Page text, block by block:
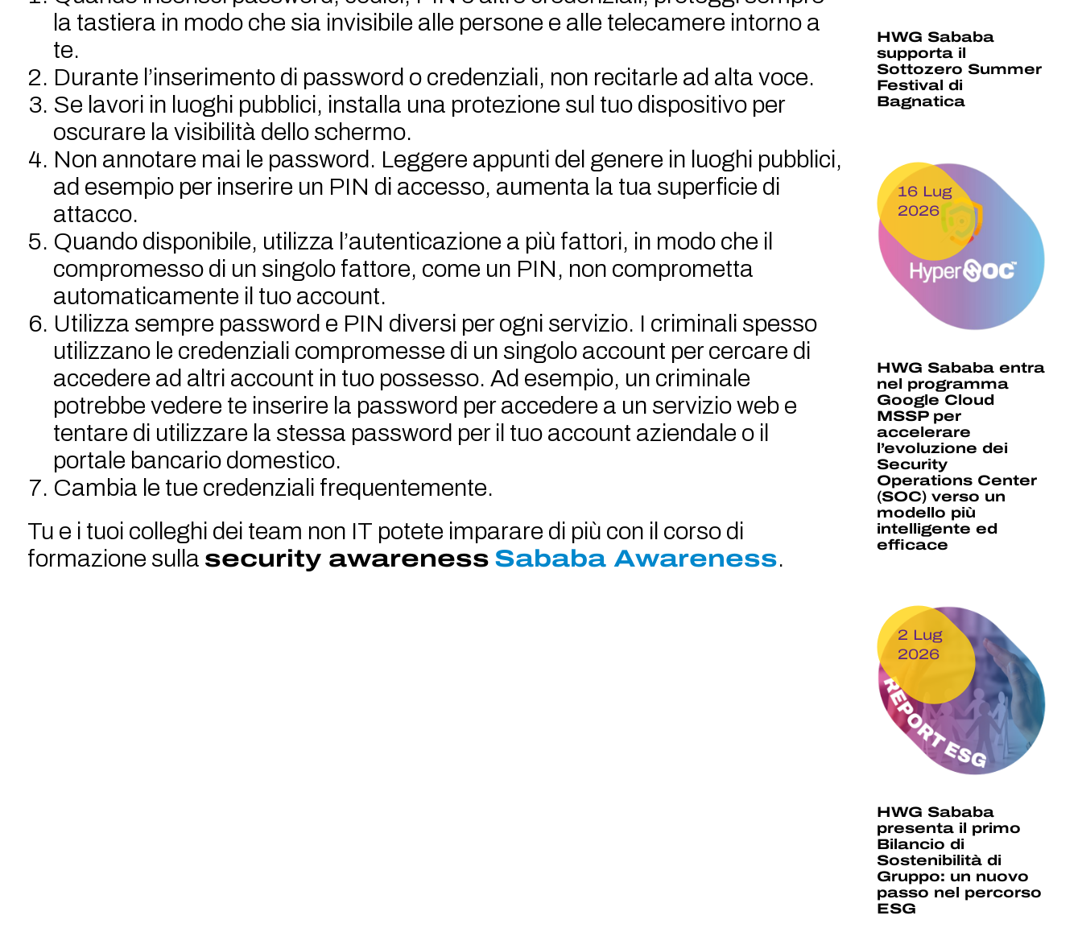
la tastiera in modo che sia invisibile alle persone e alle telecamere intorno a
te.
Durante l’inserimento di password o credenziali, non recitarle ad alta voce.
Se lavori in luoghi pubblici, installa una protezione sul tuo dispositivo per
oscurare la visibilità dello schermo.
Non annotare mai le password. Leggere appunti del genere in luoghi pubblici,
ad esempio per inserire un PIN di accesso, aumenta la tua superficie di
attacco.
Quando disponibile, utilizza l’autenticazione a più fattori, in modo che il
compromesso di un singolo fattore, come un PIN, non comprometta
automaticamente il tuo account.
Utilizza sempre password e PIN diversi per ogni servizio. I criminali spesso
utilizzano le credenziali compromesse di un singolo account per cercare di
accedere ad altri account in tuo possesso. Ad esempio, un criminale
potrebbe vedere te inserire la password per accedere a un servizio web e
tentare di utilizzare la stessa password per il tuo account aziendale o il
portale bancario domestico.
Cambia le tue credenziali frequentemente.
Tu e i tuoi colleghi dei team non IT potete imparare di più con il corso di
formazione sulla security awareness Sababa Awareness.
HWG Sababa
supporta il
Sottozero Summer
Festival di
Bagnatica
16 Lug
2026
HWG Sababa entra
nel programma
Google Cloud
MSSP per
accelerare
l’evoluzione dei
Security
Operations Center
(SOC) verso un
modello più
intelligente ed
efficace
2 Lug
2026
HWG Sababa
presenta il primo
Bilancio di
Sostenibilità di
Gruppo: un nuovo
passo nel percorso
ESG